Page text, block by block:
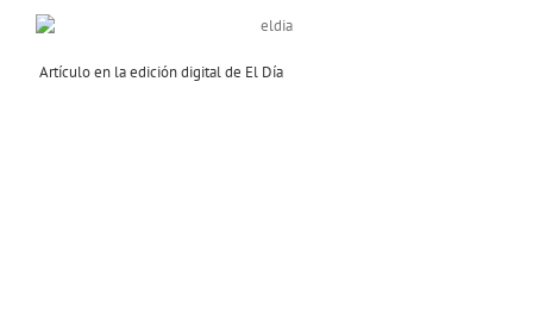
Artículo en la edición digital de El Día